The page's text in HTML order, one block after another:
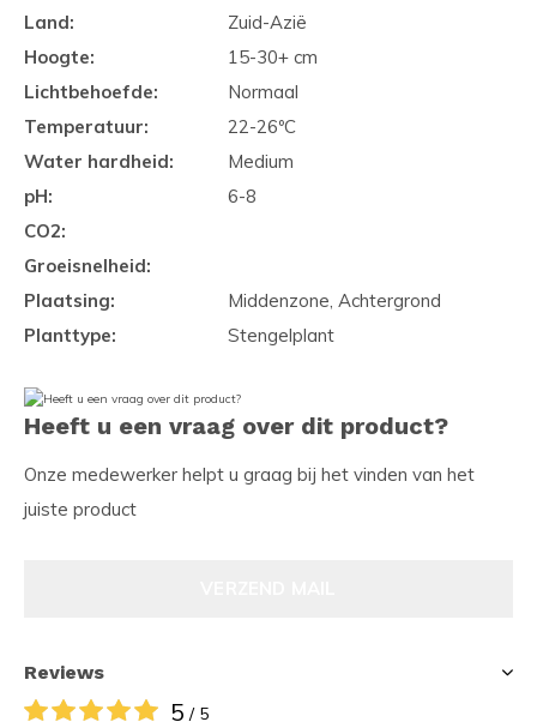
Land:
Zuid-Azië
Hoogte:
15-30+ cm
Lichtbehoefde:
Normaal
Temperatuur:
22-26ºC
Water hardheid:
Medium
pH:
6-8
CO2:
Groeisnelheid:
Plaatsing:
Middenzone, Achtergrond
Planttype:
Stengelplant
Heeft u een vraag over dit product?
Onze medewerker helpt u graag bij het vinden van het
juiste product
Reviews
5 / 5